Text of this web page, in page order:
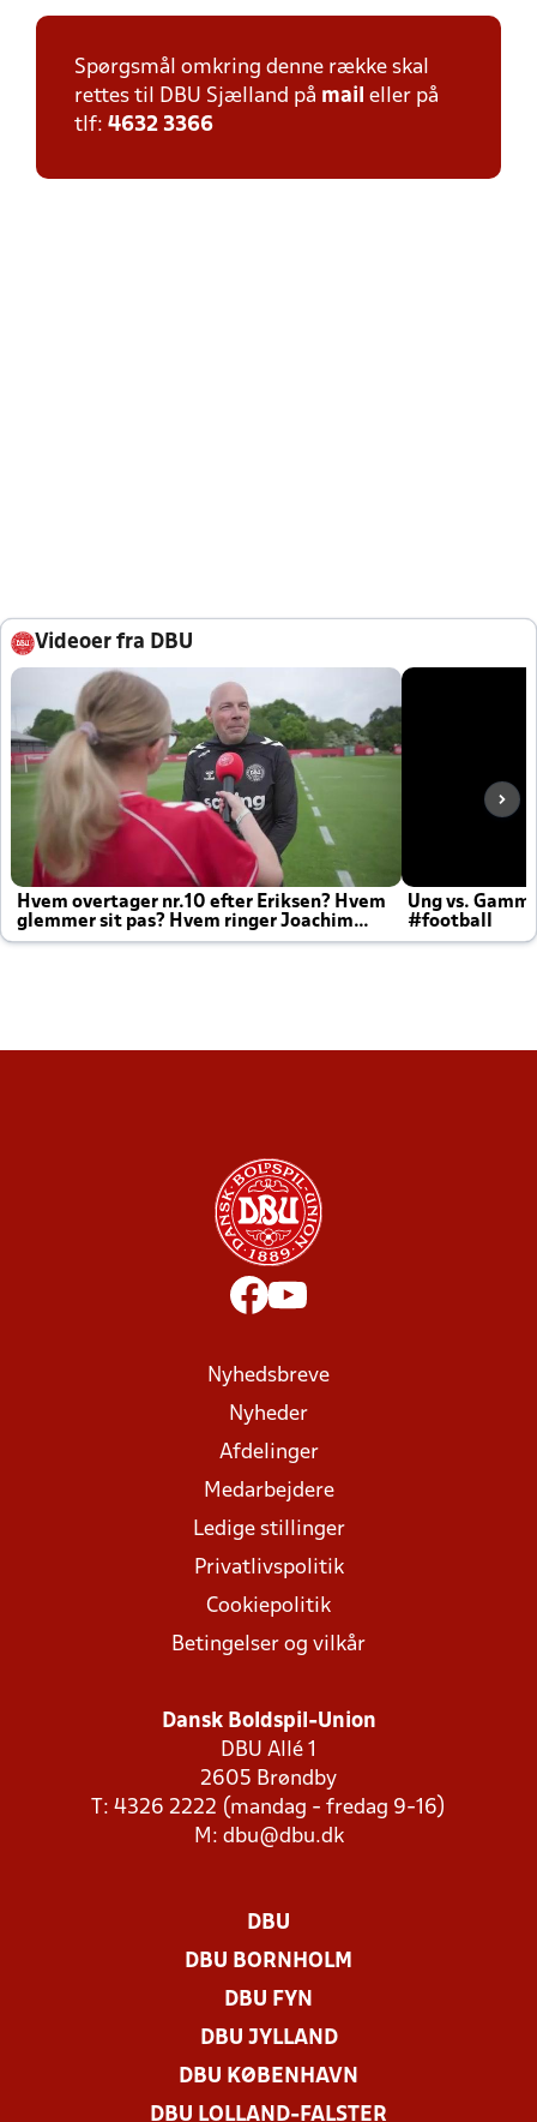
Spørgsmål omkring denne række skal
rettes til DBU Sjælland på mail eller på
tlf: 4632 3366
Videoer fra DBU
Hvem overtager nr.10 efter Eriksen? Hvem
glemmer sit pas? Hvem ringer Joachim
altid til efter kampe?
Ung vs.
#football
Nyhedsbreve
Nyheder
Afdelinger
Medarbejdere
Ledige stillinger
Privatlivspolitik
Cookiepolitik
Betingelser og vilkår
Dansk Boldspil-Union
DBU Allé 1
2605 Brøndby
T: 4326 2222 (mandag - fredag 9-16)
M: dbu@dbu.dk
DBU
DBU BORNHOLM
DBU FYN
DBU JYLLAND
DBU KØBENHAVN
DBU LOLLAND-FALSTER